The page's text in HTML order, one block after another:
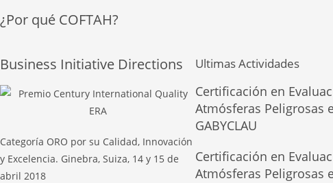
¿Por qué COFTAH?
Business Initiative Directions
Categoría ORO por su Calidad, Innovación
y Excelencia. Ginebra, Suiza, 14 y 15 de
abril 2018
Ultimas Actividades
Certificación en
Atmósferas Peligrosas
GABYCLAU
Certificación en
Atmósferas Peligrosas